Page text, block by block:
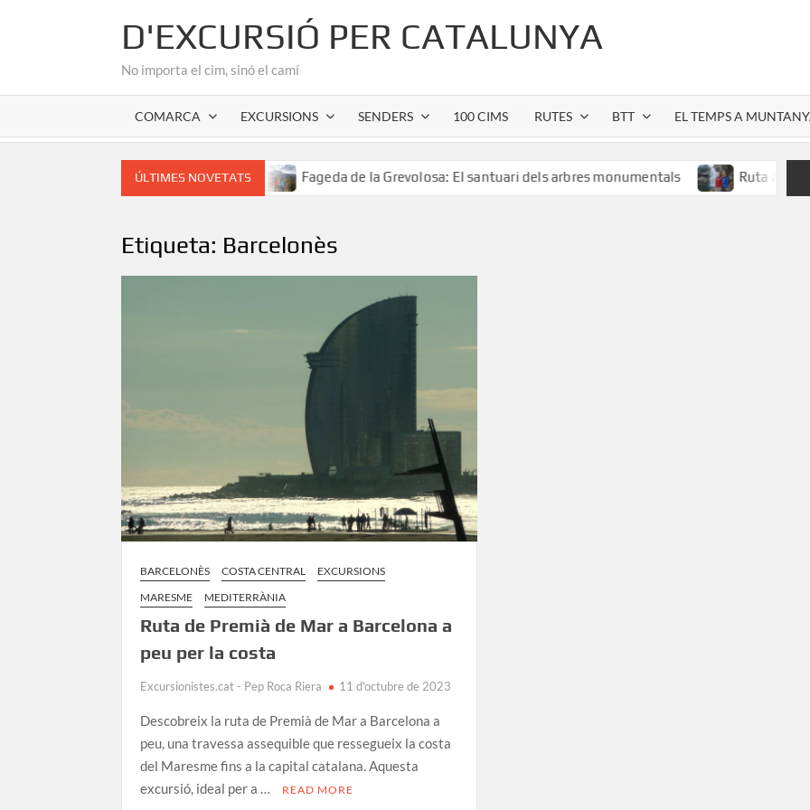
D'EXCURSIÓ PER CATALUNYA
No importa el cim, sinó el camí
COMARCA EXCURSIONS SENDERS 100 CIMS RUTES BTT EL TEMPS A
ÚLTIMES NOVETATS
romànic de l’Alta Garrotxa Fageda de la Grevolosa: El santuari dels arbres monumentals Ruta al Salt de
Etiqueta: Barcelonès
BARCELONÈS COSTA CENTRAL
EXCURSIONS
MARESME
MEDITERRÀNIA
Ruta de Premià de Mar a Barcelona a
peu per la costa
Excursionistes.cat - Pep Roca Riera 11 d'octubre de 2023
Descobreix la ruta de Premià de Mar a Barcelona a
peu, una travessa assequible que ressegueix la costa
del Maresme fins a la capital catalana. Aquesta
excursió, ideal per a …
READ MORE